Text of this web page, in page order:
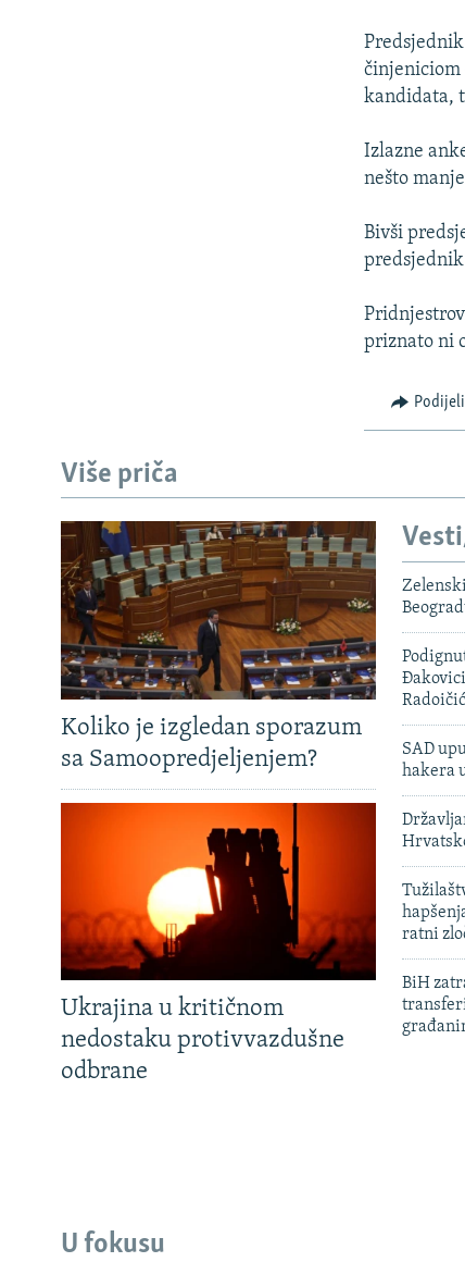
činjeniciom
kandidata,
Izlazne
nešto
Bivši
priznato ni
Više priča
Koliko je izgledan sporazum
sa Samoopredjeljenjem?
Ukrajina u kritičnom
nedostaku protivvazdušne
odbrane
SAD
hakera
ratni
BiH
U fokusu